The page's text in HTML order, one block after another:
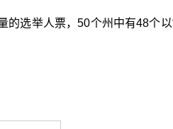
选举人票，50个州中有48个以